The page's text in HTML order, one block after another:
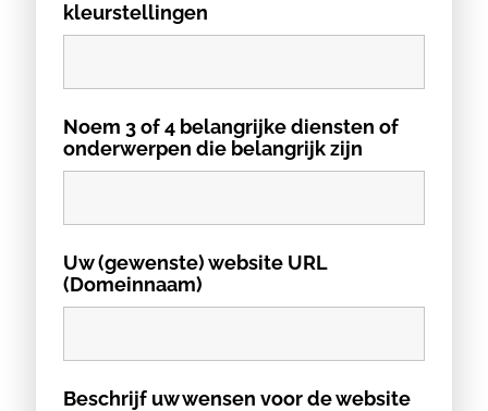
kleurstellingen
Noem 3 of 4 belangrijke diensten of
onderwerpen die belangrijk zijn
Uw (gewenste) website URL
(Domeinnaam)
Beschrijf uw wensen voor de website